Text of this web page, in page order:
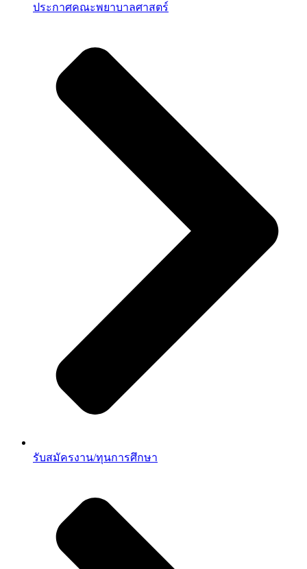
ประกาศคณะพยาบาลศาสตร์
รับสมัครงาน/ทุนการศึกษา